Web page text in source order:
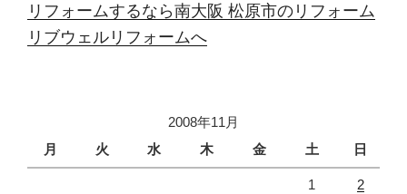
リフォームするなら南大阪 松原市のリフォーム
リブウェルリフォームへ
2008年11月
月
火 水 木 金 土 日
1 2